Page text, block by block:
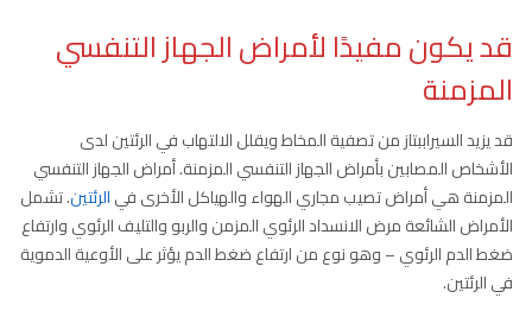
قد يكون مفيدًا لأمراض الجهاز التنفسي
المزمنة
قد يزيد السيراببتاز من تصفية المخاط ويقلل الالتهاب في الرئتين لدى
الأشخاص المصابين بأمراض الجهاز التنفسي المزمنة. أمراض الجهاز التنفسي
المزمنة هي أمراض تصيب مجاري الهواء والهياكل الأخرى فيالرئتين. تشمل
الأمراض الشائعة مرض الانسداد الرئوي المزمن والربو والتليف الرئوي وارتفاع
ضغط الدم الرئوي – وهو نوع من ارتفاع ضغط الدم يؤثر على الأوعية الدموية
في الرئتين.